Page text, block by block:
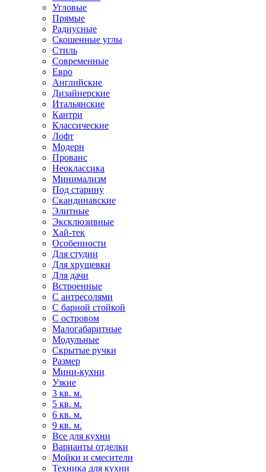
Угловые
Прямые
Радиусные
Скошенные углы
Стиль
Современные
Евро
Английские
Дизайнерские
Итальянские
Кантри
Классические
Лофт
Модерн
Прованс
Неоклассика
Минимализм
Под старину
Скандинавские
Элитные
Эксклюзивные
Хай-тек
Особенности
Для студии
Для хрущевки
Для дачи
Встроенные
С антресолями
С барной стойкой
С островом
Малогабаритные
Модульные
Скрытые ручки
Размер
Мини-кухни
Узкие
3 кв. м.
5 кв. м.
6 кв. м.
9 кв. м.
Все для кухни
Варианты отделки
Мойки и смесители
Техника для кухни